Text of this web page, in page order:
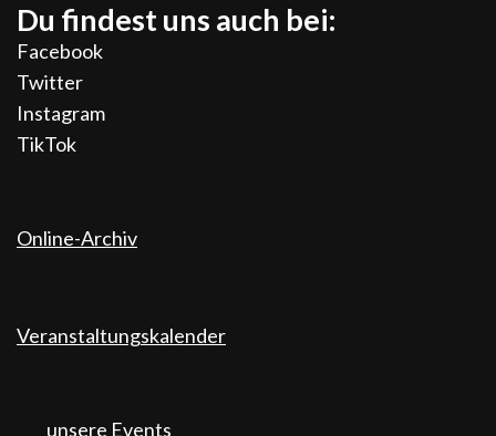
Du findest uns auch bei:
Facebook
Twitter
Instagram
TikTok
Online-Archiv
Veranstaltungskalender
unsere Events